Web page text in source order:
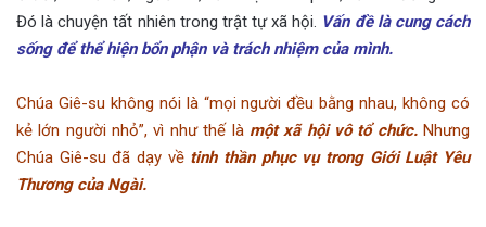
Đó là chuyện tất nhiên trong trật tự xã hội. Vấn đề là cung cách
sống để thể hiện bổn phận và trách nhiệm của mình.
Chúa Giê-su không nói là “mọi người đều bằng nhau, không có
kẻ lớn người nhỏ”, vì như thế làmột xã hội vô tổ chức.Nhưng
Chúa Giê-su đã dạy về tinh thần phục vụ trong Giới Luật Yêu
Thương của Ngài.